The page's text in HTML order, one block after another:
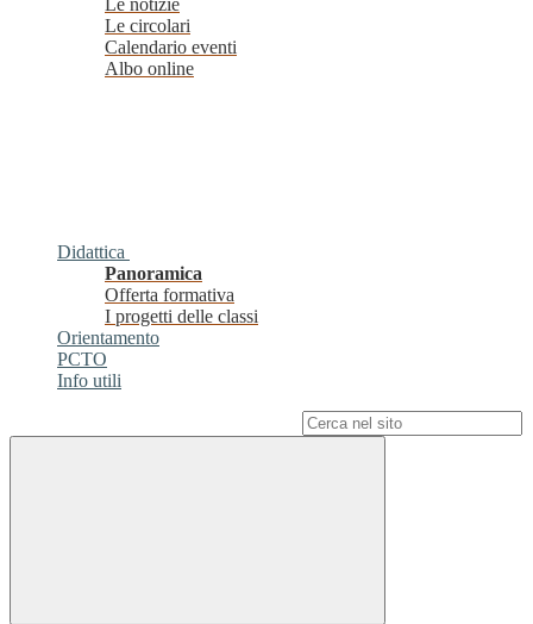
Le notizie
Le circolari
Calendario eventi
Albo online
Didattica
Panoramica
Offerta formativa
I progetti delle classi
Orientamento
PCTO
Info utili